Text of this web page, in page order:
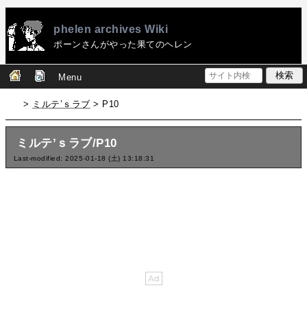
phelen archives Wiki
ポーンさんがやった果てのヘレン
Menu
> ミルテ’ｓラブ > P10
ミルテ’ｓラブ/P10
Last-modified: 2025-01-18 (土) 13:18:31